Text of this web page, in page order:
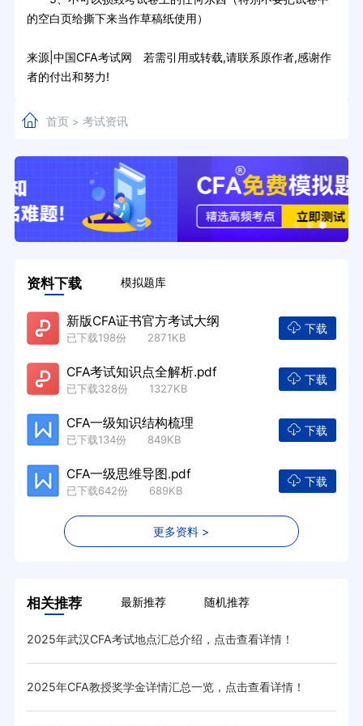
的空白页给撕下来当作草稿纸使用）
来源|中国CFA考试网 若需引用或转载,请联系原作者,感谢作
者的付出和努力!
首页> 考试资讯
资料下载 模拟题库
新版CFA证书官方考试大纲
已下载198份 2871KB
下载
CFA考试知识点全解析.pdf
已下载328份 1327KB
下载
CFA一级知识结构梳理
已下载134份 849KB
下载
CFA一级思维导图.pdf
已下载642份 689KB
下载
更多资料 >
相关推荐 最新推荐 随机推荐
2025年武汉CFA考试地点汇总介绍，点击查看详情！
2025年CFA教授奖学金详情汇总一览，点击查看详情！